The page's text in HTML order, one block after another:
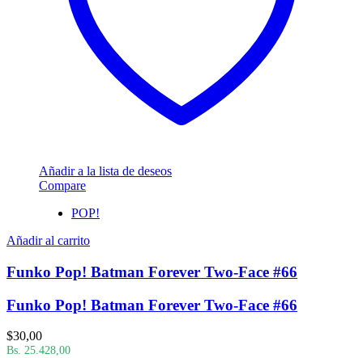
Añadir a la lista de deseos
Compare
POP!
Añadir al carrito
Funko Pop! Batman Forever Two-Face #66
Funko Pop! Batman Forever Two-Face #66
$30,00
Bs. 25.428,00